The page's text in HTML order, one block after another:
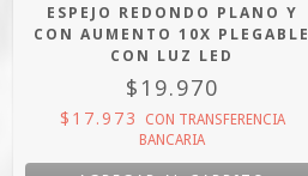
ESPEJO REDONDO PLANO Y
CON AUMENTO 10X PLEGABLE
CON LUZ LED
$19.970
$17.973 CON TRANSFERENCIA
BANCARIA